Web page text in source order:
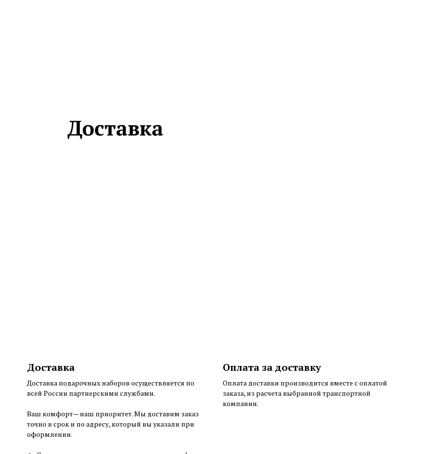
Доставка
Доставка
Доставка подарочных наборов осуществляется по
всей России партнерскими службами.
Ваш комфорт— наш приоритет. Мы доставим заказ
точно в срок и по адресу, который вы указали при
оформлении.
Оплата за доставку
Оплата доставки производится вместе с оплатой
заказа, из расчета выбранной транспортной
компании.